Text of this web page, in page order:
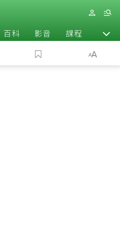
百科 影音 課程 退休